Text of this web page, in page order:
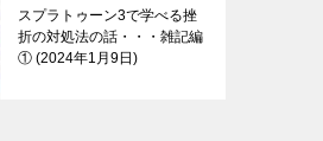
スプラトゥーン3で学べる挫
折の対処法の話・・・雑記編
① 2024年1月9日